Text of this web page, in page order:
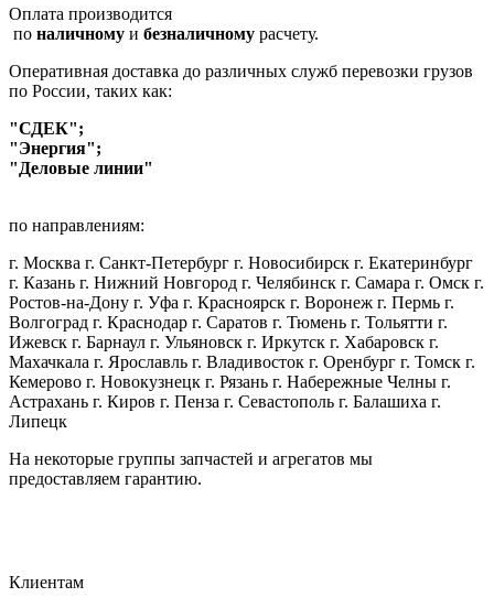
Оплата производится
по наличному и безналичному расчету.
Оперативная доставка до различных служб перевозки грузов
по России, таких как:
"СДЕК";
"Энергия";
"Деловые линии"
по направлениям:
г. Москва г. Санкт-Петербург г. Новосибирск г. Екатеринбург
г. Казань г. Нижний Новгород г. Челябинск г. Самара г. Омск г.
Ростов-на-Дону г. Уфа г. Красноярск г. Воронеж г. Пермь г.
Волгоград г. Краснодар г. Саратов г. Тюмень г. Тольятти г.
Ижевск г. Барнаул г. Ульяновск г. Иркутск г. Хабаровск г.
Махачкала г. Ярославль г. Владивосток г. Оренбург г. Томск г.
Кемерово г. Новокузнецк г. Рязань г. Набережные Челны г.
Астрахань г. Киров г. Пенза г. Севастополь г. Балашиха г.
Липецк
На некоторые группы запчастей и агрегатов мы
предоставляем гарантию.
Клиентам